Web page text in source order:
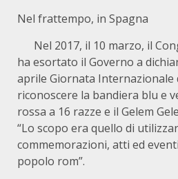
Nel frattempo, in Spagna
Nel 2017, il 10 marzo, il
ha esortato il Governo a
aprile Giornata Internazionale
riconoscere la bandiera blu e
rossa a 16 razze e il Gelem
“Lo scopo era quello di
commemorazioni, atti ed
popolo rom”.